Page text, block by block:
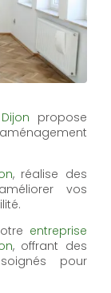
propose
, réalise des
vos
entreprise
, offrant des
pour